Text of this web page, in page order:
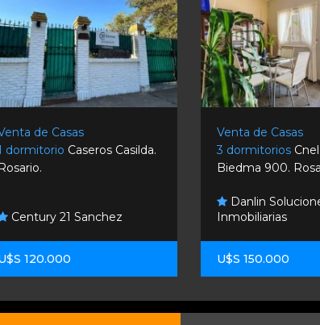
de Casas
dormitorio Caseros Casilda.
Rosario.
Century 21 Sanchez
120.000
Venta de Casas
3 dormitorios
Biedma 900.
Danlin
Inmobiliarias
U$S 150.000